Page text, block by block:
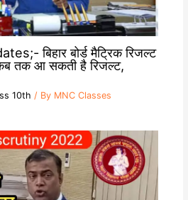
बिहार बोर्ड मैट्रिक रिजल्ट
तक आ सकती है रिजल्ट,
10th / By MNC Classes